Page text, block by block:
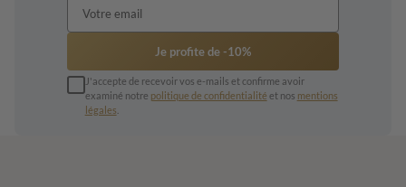
Je profite de -10%
J'accepte de recevoir vos e-mails et confirme avoir
examiné notre politique de confidentialité et nos mentions
légales